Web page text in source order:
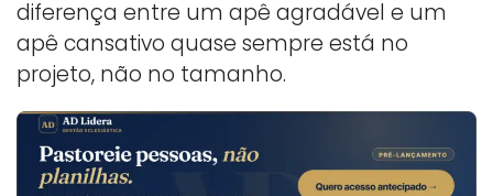
diferença entre um apê agradável e um
apê cansativo quase sempre está no
projeto, não no tamanho.